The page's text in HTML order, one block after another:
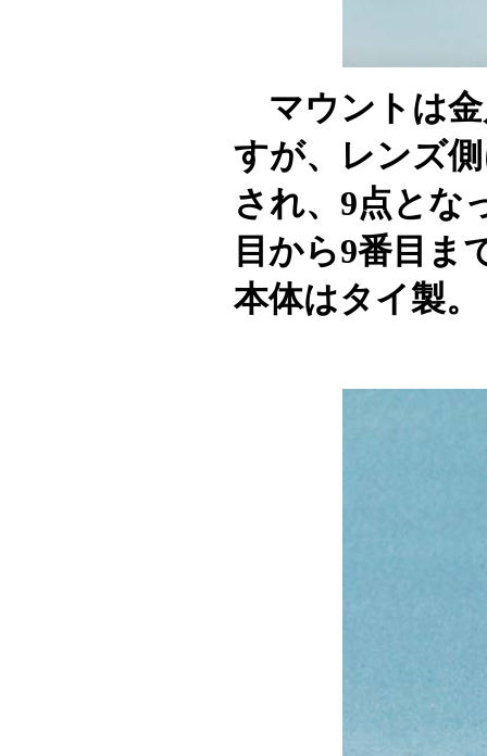
マウントは金
すが、レンズ
され、9点とな
目から9番目ま
本体はタイ製。